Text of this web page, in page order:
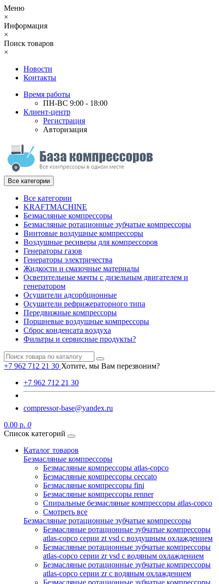
Меню
×
Информация
×
Поиск товаров
×
Новости
Контакты
Время работы
ПН-ВС 9:00 - 18:00
Клиент-центр
Регистрация
Авторизация
Все категории
Все категории
KRAFTMACHINE
Безмасляные компрессоры
Безмасляные ротационные зубчатые компрессоры
Винтовые воздушные компрессоры
Воздушные ресиверы для компрессоров
Генераторы газов
Генераторы электричества
Жидкости и смазочные материалы
Осветительные мачты с дизельным двигателем и
генератором
Осушители адсорбционные
Осушители рефрижераторного типа
Передвижные компрессоры
Поршневые воздушные компрессоры
Сброс конденсата воздуха
Фильтры и сервисные продукты?
+7 962 712 21 30 Хотите, мы Вам перезвоним?
+7 962 712 21 30
compressor-base@yandex.ru
0.00 р. 0
Список категорий
Каталог товаров
Безмасляные компрессоры
Безмасляные компрессоры atlas-copco
Безмасляные компрессоры ceccato
Безмасляные компрессоры fini
Безмасляные компрессоры renner
Спиральные безмасляные компрессоры atlas-copco
Смотреть все
Безмасляные ротационные зубчатые компрессоры
Безмасляные ротационные зубчатые компрессоры
atlas-copco серии zt vsd с воздушным охлаждением
Безмасляные ротационные зубчатые компрессоры
atlas-copco серии zr vsd с водяным охлаждением
Безмасляные ротационные зубчатые компрессоры
atlas-copco серии zr с водяным охлаждением
Безмасляные ротационные зубчатые компрессоры